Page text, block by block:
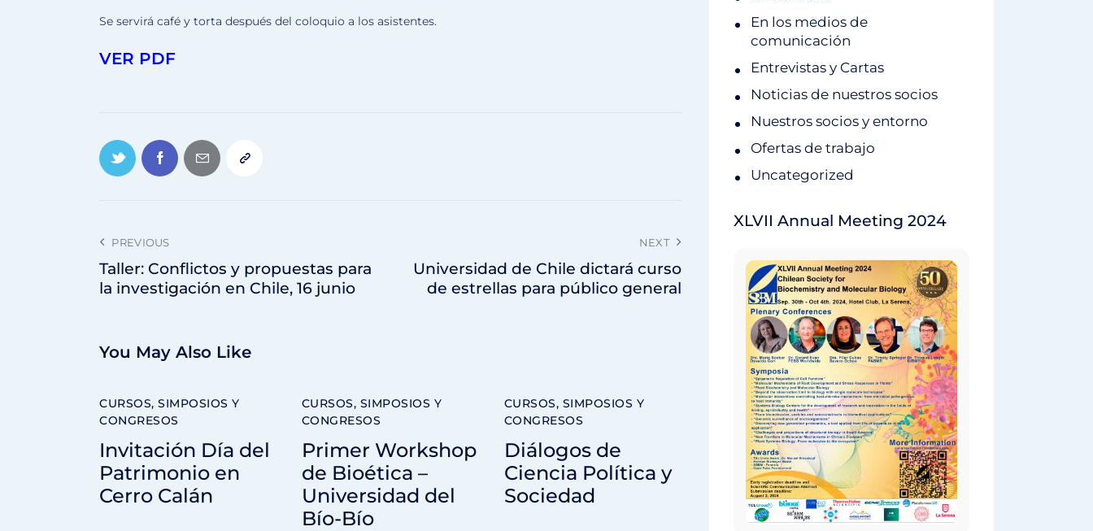
Se servirá café y torta después del coloquio a los asistentes.
VER PDF
PREVIOUS
Taller: Conflictos y propuestas para
la investigación en Chile, 16 junio
NEXT
Universidad de Chile dictará curso
de estrellas para público general
You May Also Like
CURSOS, SIMPOSIOS Y
CONGRESOS
Invitación Día del
Patrimonio en
Cerro Calán
CURSOS, SIMPOSIOS Y
CONGRESOS
Primer Workshop
de Bioética –
Universidad del
Bío-Bío
CURSOS, SIMPOSIOS Y
CONGRESOS
Diálogos de
Ciencia Política y
Sociedad
En los medios de
comunicación
Entrevistas y Cartas
Noticias de nuestros socios
Nuestros socios y entorno
Ofertas de trabajo
Uncategorized
XLVII Annual Meeting 2024